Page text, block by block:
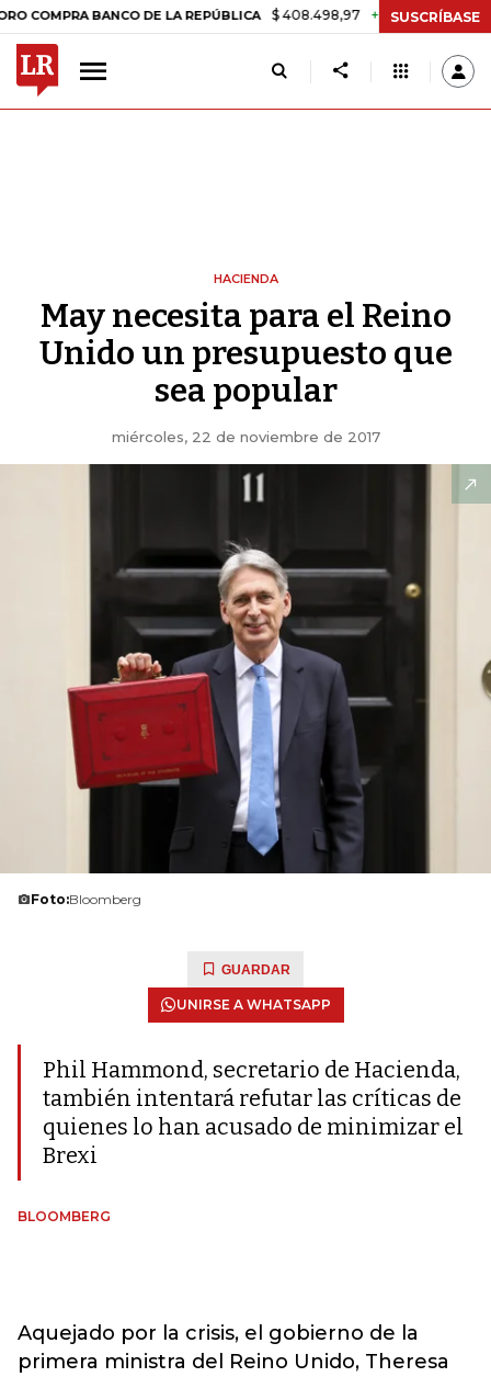
BANCO DE LA REPÚBLICA $ 408.498,97 +$ 8.753,81 +2,19%
SUSCRÍBASE
HACIENDA
May necesita para el Reino
Unido un presupuesto que
sea popular
miércoles, 22 de noviembre de 2017
Foto:Bloomberg
GUARDAR
UNIRSE A WHATSAPP
Phil Hammond, secretario de Hacienda,
también intentará refutar las críticas de
quienes lo han acusado de minimizar el
Brexi
BLOOMBERG
Aquejado por la crisis, el gobierno de la
primera ministra del Reino Unido, Theresa